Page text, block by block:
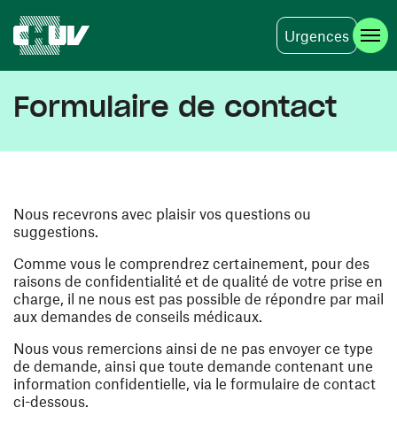
Urgences
Formulaire de contact
Nous recevrons avec plaisir vos questions ou
suggestions.
Comme vous le comprendrez certainement, pour des
raisons de confidentialité et de qualité de votre prise en
charge, il ne nous est pas possible de répondre par mail
aux demandes de conseils médicaux.
Nous vous remercions ainsi de ne pas envoyer ce type
de demande, ainsi que toute demande contenant une
information confidentielle, via le formulaire de contact
ci-dessous.